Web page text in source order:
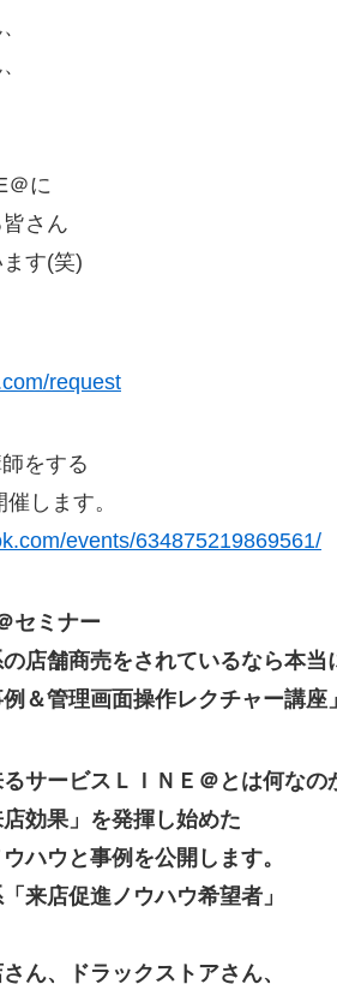
＠に
さん
す(笑)
request
をする
します。
events/634875219869561/
セミナー
の店舗商売をされているなら本当
＆管理画面操作レクチャー講座」
サービスＬＩＮＥ＠とは何なの
効果」を発揮し始めた
ハウと事例を公開します。
来店促進ノウハウ希望者」
ん、ドラックストアさん、